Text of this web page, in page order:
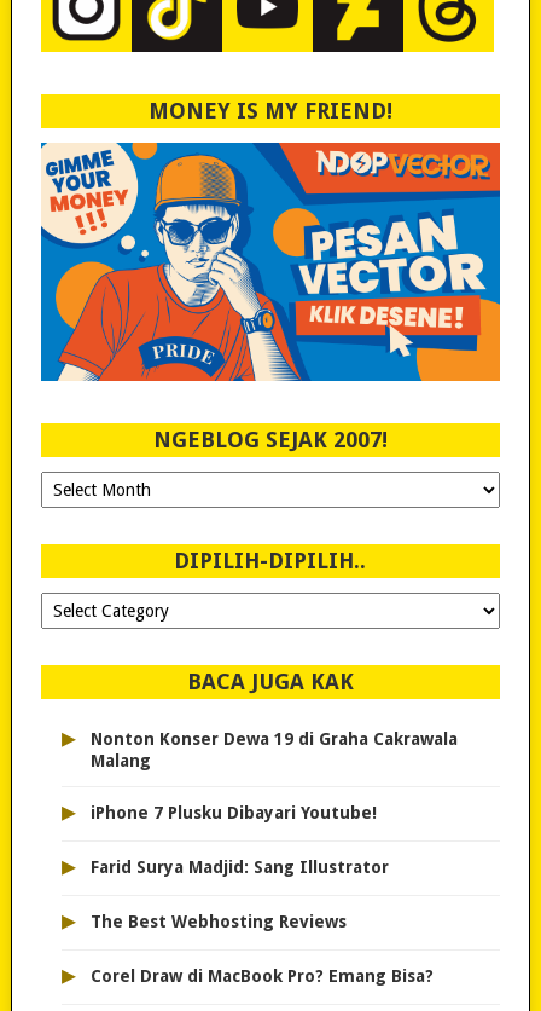
MONEY IS MY FRIEND!
NGEBLOG SEJAK 2007!
Ngeblog
Sejak
DIPILIH-DIPILIH..
Dipilih-
dipilih..
BACA JUGA KAK
▸
Nonton Konser Dewa 19 di Graha Cakrawala
Malang
▸ iPhone 7 Plusku Dibayari Youtube!
▸ Farid Surya Madjid: Sang Illustrator
▸ The Best Webhosting Reviews
▸ Corel Draw di MacBook Pro? Emang Bisa?